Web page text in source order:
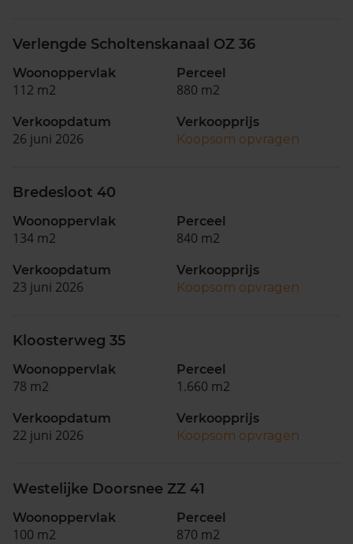
Verlengde Scholtenskanaal OZ 36
Woonoppervlak
112 m2
Perceel
880 m2
Verkoopdatum
26 juni 2026
Verkoopprijs
Koopsom opvragen
Bredesloot 40
Woonoppervlak
134 m2
Perceel
840 m2
Verkoopdatum
23 juni 2026
Verkoopprijs
Koopsom opvragen
Kloosterweg 35
Woonoppervlak
78 m2
Perceel
1.660 m2
Verkoopdatum
22 juni 2026
Verkoopprijs
Koopsom opvragen
Westelijke Doorsnee ZZ 41
Woonoppervlak
100 m2
Perceel
870 m2